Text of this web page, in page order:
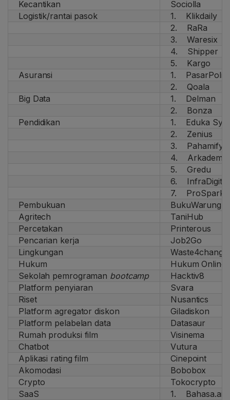
Kecantikan
Sociolla
Logistik/rantai pasok
1. Klikdaily
2. RaRa
3. Waresix
4. Shipper
5. Kargo
Asuransi
1. PasarPolis
2. Qoala
Big Data
1. Delman
2. Bonza
Pendidikan
1. Eduka
2. Zenius
3. Pahamify
4. Arkademi
5. Gredu
6. InfraDigital
7. ProSpark
Pembukuan
BukuWarung
Agritech
TaniHub
Percetakan
Printerous
Pencarian kerja
Job2Go
Lingkungan
Waste4change
Hukum
Hukum Online
Sekolah pemrograman bootcamp
Hacktiv8
Platform penyiaran
Svara
Riset
Nusantics
Platform agregator diskon
Giladiskon
Platform pelabelan data
Datasaur
Rumah produksi film
Visinema
Chatbot
Vutura
Aplikasi rating film
Cinepoint
Akomodasi
Bobobox
Crypto
Tokocrypto
SaaS
1. Bahasa.ai